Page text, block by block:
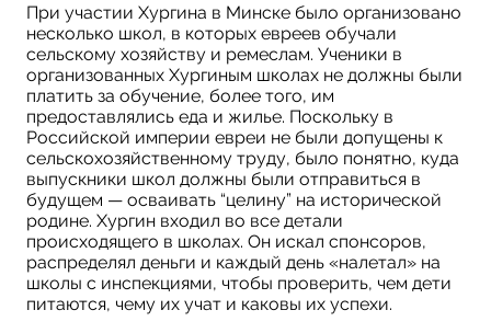
При участии Хургина в Минске было организовано
несколько школ, в которых евреев обучали
сельскому хозяйству и ремеслам. Ученики в
организованных Хургиным школах не должны были
платить за обучение, более того, им
предоставлялись еда и жилье. Поскольку в
Российской империи евреи не были допущены к
сельскохозяйственному труду, было понятно, куда
выпускники школ должны были отправиться в
будущем — осваивать “целину” на исторической
родине. Хургин входил во все детали
происходящего в школах. Он искал спонсоров,
распределял деньги и каждый день «налетал» на
школы с инспекциями, чтобы проверить, чем дети
питаются, чему их учат и каковы их успехи.